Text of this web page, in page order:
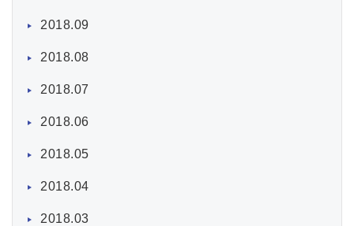
2018.09
2018.08
2018.07
2018.06
2018.05
2018.04
2018.03